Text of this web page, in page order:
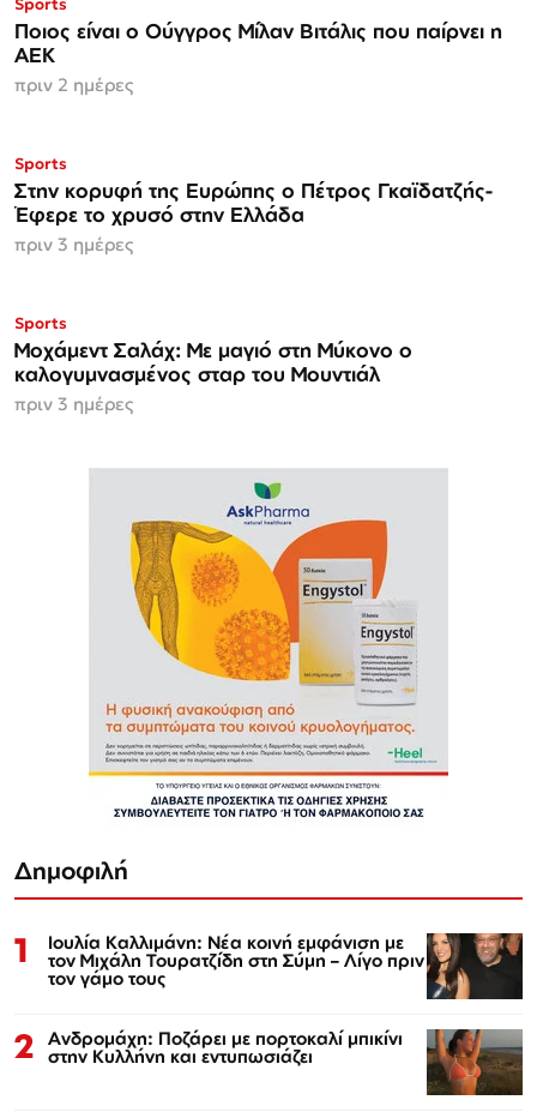
Sports
Ποιος είναι ο Ούγγρος Μίλαν Βιτάλις που παίρνει η
ΑΕΚ
πριν 2 ημέρες
Sports
Στην κορυφή της Ευρώπης ο Πέτρος Γκαϊδατζής-
Έφερε το χρυσό στην Ελλάδα
πριν 3 ημέρες
Sports
Μοχάμεντ Σαλάχ: Με μαγιό στη Μύκονο ο
καλογυμνασμένος σταρ του Μουντιάλ
πριν 3 ημέρες
Δημοφιλή
1 Ιουλία Καλλιμάνη: Νέα κοινή εμφάνιση με
τον Μιχάλη Τουρατζίδη στη Σύμη – Λίγο πριν
τον γάμο τους
2 Ανδρομάχη: Ποζάρει με πορτοκαλί μπικίνι
στην Κυλλήνη και εντυπωσιάζει